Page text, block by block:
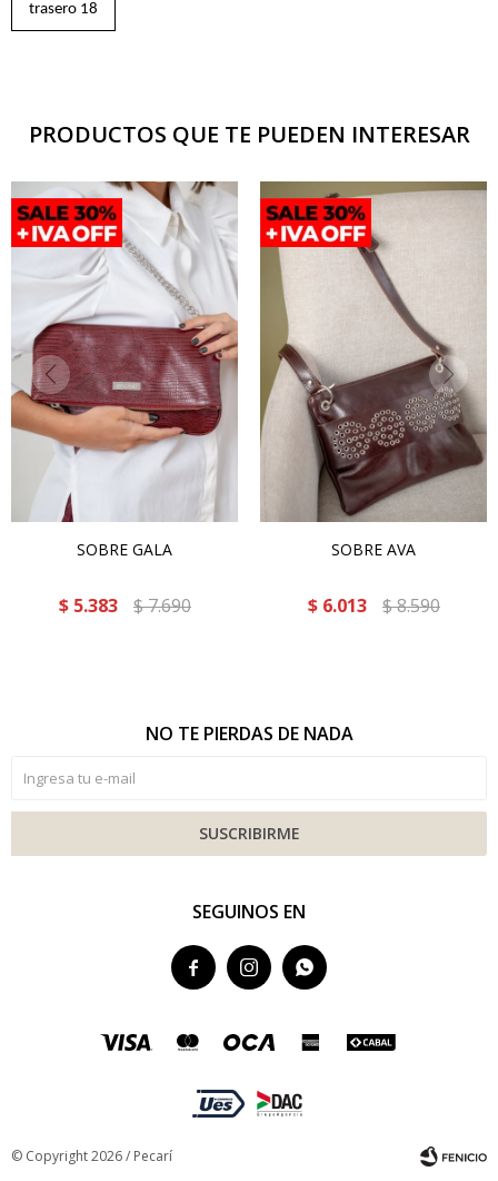
trasero 18
PRODUCTOS QUE TE PUEDEN INTERESAR
SOBRE GALA
$ 5.383 $7.690
SOBRE AVA
$ 6.013 $8.590
SEGUINOS EN
  
NO TE PIERDAS DE NADA
SUSCRIBIRME
© Copyright 2026 / Pecarí